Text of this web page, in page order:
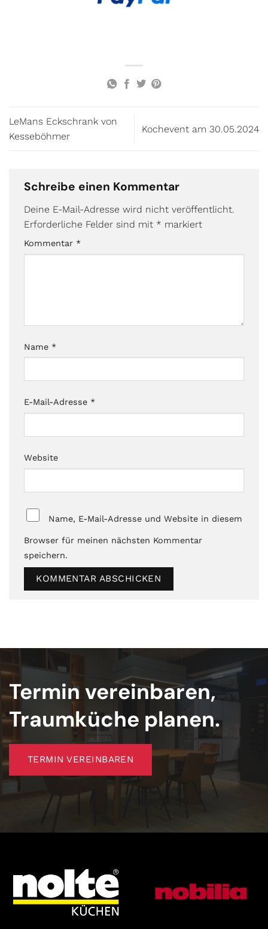
LeMans Eckschrank von
Kesseböhmer
Kochevent am 30.05.2024
Schreibe einen Kommentar
Deine E-Mail-Adresse wird nicht veröffentlicht.
Erforderliche Felder sind mit * markiert
Kommentar *
Name *
E-Mail-Adresse *
Website
Name, E-Mail-Adresse und Website in diesem
Browser für meinen nächsten Kommentar
speichern.
Termin vereinbaren,
Traumküche planen.
TERMIN VEREINBAREN